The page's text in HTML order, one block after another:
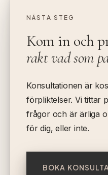
NÄSTA STEG
Kom in och
rakt vad som
Konsultationen är
förpliktelser. Vi tittar
frågor och är ärliga
för dig, eller inte.
BOKA